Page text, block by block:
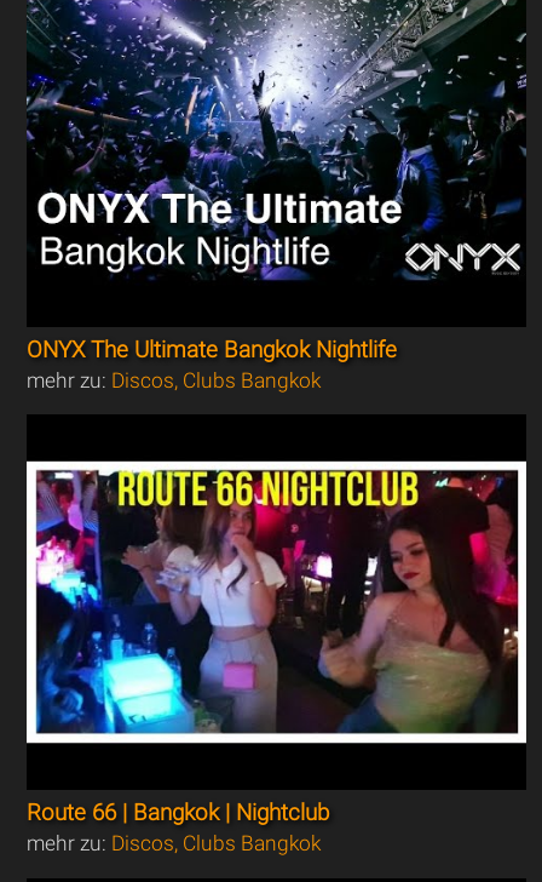
ONYX The Ultimate Bangkok Nightlife
mehr zu: Discos, Clubs Bangkok
Route 66 | Bangkok | Nightclub
mehr zu: Discos, Clubs Bangkok